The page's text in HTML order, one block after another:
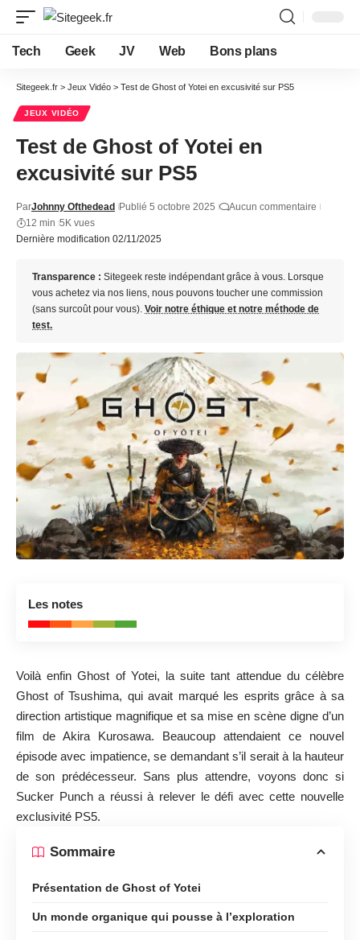
Tech Geek JV Web Bons plans
Sitegeek.fr > Jeux Vidéo > Test de Ghost of Yotei en excusivité sur PS5
JEUX VIDÉO
Test de Ghost of Yotei en
excusivité sur PS5
Dernière modification 02/11/2025
ParJohnny Ofthedead Publié 5 octobre 2025
Aucun commentaire
12 min 5K vues
Transparence : Sitegeek reste indépendant grâce à vous. Lorsque
vous achetez via nos liens, nous pouvons toucher une commission
(sans surcoût pour vous). Voir notre éthique et notre méthode de
test.
Les notes
Voilà enfin Ghost of Yotei, la suite tant attendue du célèbre
Ghost of Tsushima, qui avait marqué les esprits grâce à sa
direction artistique magnifique et sa mise en scène digne d’un
film de Akira Kurosawa. Beaucoup attendaient ce nouvel
épisode avec impatience, se demandant s’il serait à la hauteur
de son prédécesseur. Sans plus attendre, voyons donc si
Sucker Punch a réussi à relever le défi avec cette nouvelle
exclusivité PS5.
Sommaire
Présentation de Ghost of Yotei
Un monde organique qui pousse à l’exploration